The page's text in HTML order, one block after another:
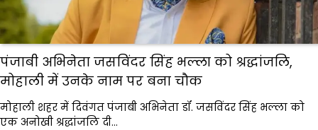
पंजाबी अभिनेता जसविंदर सिंह भल्ला को श्रद्धांजलि,
मोहाली में उनके नाम पर बना चौक
मोहाली शहर में दिवंगत पंजाबी अभिनेता डॉ. जसविंदर सिंह भल्ला को
एक अनोखी श्रद्धांजलि दी…